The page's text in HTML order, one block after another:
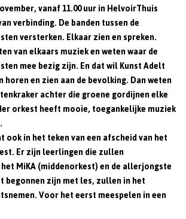
vanaf 11.00 uur in HelvoirThuis
verbinding. De banden tussen de
versterken. Elkaar zien en spreken.
van elkaars muziek en weten waar de
mee bezig zijn. En dat wil Kunst Adelt
en zien aan de bevolking. Dan weten
achter die groene gordijnen elke
orkest heeft mooie, toegankelijke muziek
ook in het teken van een afscheid van het
Er zijn leerlingen die zullen
MiKA (middenorkest) en de allerjongste
begonnen zijn met les, zullen in het
Voor het eerst meespelen in een